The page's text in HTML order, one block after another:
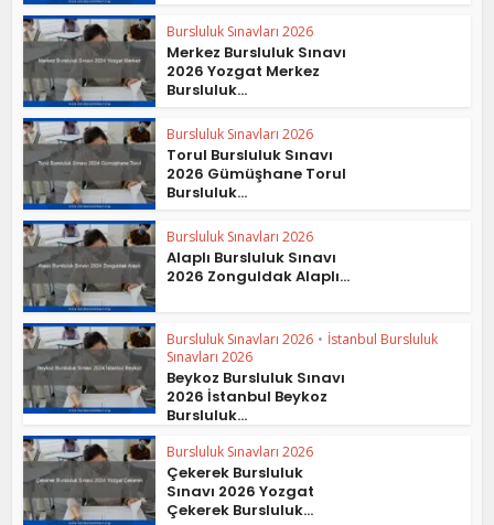
Bursluluk Sınavları 2026
Merkez Bursluluk Sınavı
2026 Yozgat Merkez
Bursluluk...
Bursluluk Sınavları 2026
Torul Bursluluk Sınavı
2026 Gümüşhane Torul
Bursluluk...
Bursluluk Sınavları 2026
Alaplı Bursluluk Sınavı
2026 Zonguldak Alaplı...
Bursluluk Sınavları 2026 • İstanbul Bursluluk
Sınavları 2026
Beykoz Bursluluk Sınavı
2026 İstanbul Beykoz
Bursluluk...
Bursluluk Sınavları 2026
Çekerek Bursluluk
Sınavı 2026 Yozgat
Çekerek Bursluluk...